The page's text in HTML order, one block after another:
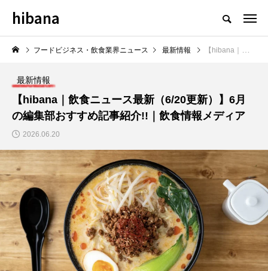
フードビジネス・飲食業界のニュースメディア
NEW POST
飲食マーケティング 飲食DX
hibana
フードビジネス・飲食業界ニュース 最新情報 【hibana｜飲食ニュース最新（6/20更新）】6月の編集部おすすめ記事紹介!!｜飲食情報メディア
最新情報
【hibana｜飲食ニュース最新（6/20更新）】6月
の編集部おすすめ記事紹介!!｜飲食情報メディア
2026.06.20